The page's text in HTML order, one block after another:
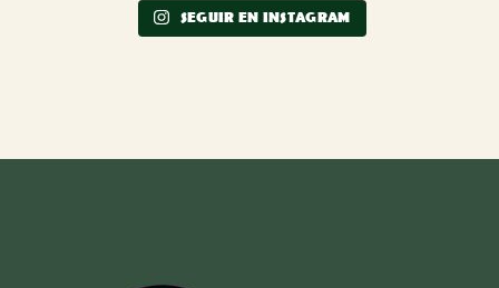
SEGUIR EN INSTAGRAM